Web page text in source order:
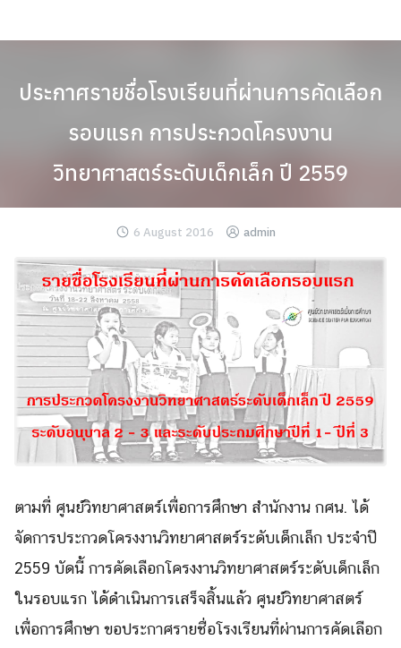
to
ประกาศรายชื่อโรงเรียนที่ผ่านการคัดเลือก
รอบแรก การประกวดโครงงาน
วิทยาศาสตร์ระดับเด็กเล็ก ปี 2559
6 August 2016 admin
ตามที่ ศูนย์วิทยาศาสตร์เพื่อการศึกษา สำนักงาน กศน. ได้
จัดการประกวดโครงงานวิทยาศาสตร์ระดับเด็กเล็ก ประจำปี
2559 บัดนี้ การคัดเลือกโครงงานวิทยาศาสตร์ระดับเด็กเล็ก
ในรอบแรก ได้ดำเนินการเสร็จสิ้นแล้ว ศูนย์วิทยาศาสตร์
เพื่อการศึกษา ขอประกาศรายชื่อโรงเรียนที่ผ่านการคัดเลือก